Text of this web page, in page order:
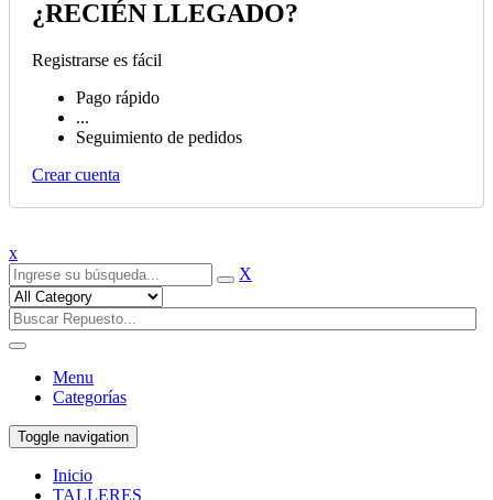
¿RECIÉN LLEGADO?
Registrarse es fácil
Pago rápido
...
Seguimiento de pedidos
Crear cuenta
x
X
Menu
Categorías
Toggle navigation
Inicio
TALLERES